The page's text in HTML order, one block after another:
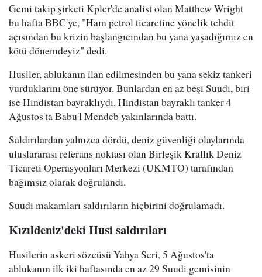
Gemi takip şirketi Kpler'de analist olan Matthew Wright
bu hafta BBC'ye, "Ham petrol ticaretine yönelik tehdit
açısından bu krizin başlangıcından bu yana yaşadığımız en
kötü dönemdeyiz" dedi.
Husiler, ablukanın ilan edilmesinden bu yana sekiz tankeri
vurduklarını öne sürüyor. Bunlardan en az beşi Suudi, biri
ise Hindistan bayraklıydı. Hindistan bayraklı tanker 4
Ağustos'ta Babu'l Mendeb yakınlarında battı.
Saldırılardan yalnızca dördü, deniz güvenliği olaylarında
uluslararası referans noktası olan Birleşik Krallık Deniz
Ticareti Operasyonları Merkezi (UKMTO) tarafından
bağımsız olarak doğrulandı.
Suudi makamları saldırıların hiçbirini doğrulamadı.
Kızıldeniz'deki Husi saldırıları
Husilerin askeri sözcüsü Yahya Seri, 5 Ağustos'ta
ablukanın ilk iki haftasında en az 29 Suudi gemisinin